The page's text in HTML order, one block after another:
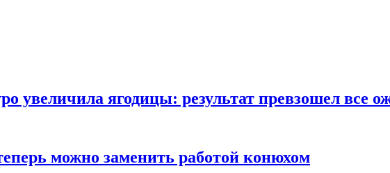
увеличила ягодицы: результат превзошел все
можно заменить работой конюхом